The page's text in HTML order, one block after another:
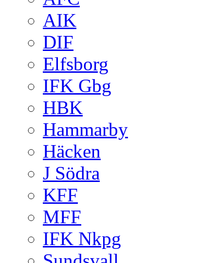
AIK
DIF
Elfsborg
IFK Gbg
HBK
Hammarby
Häcken
J Södra
KFF
MFF
IFK Nkpg